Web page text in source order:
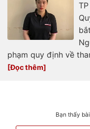
phạm quy định về
Bạn thấy